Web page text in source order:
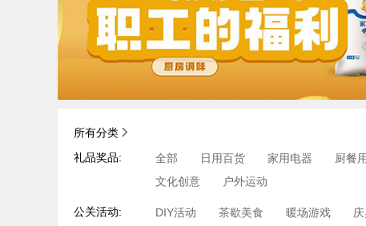
所有分类
礼品奖品: 全部 日用百货 家用电器 厨餐
文化创意
户外运动
公关活动: DIY活动 茶歇美食 暖场游戏